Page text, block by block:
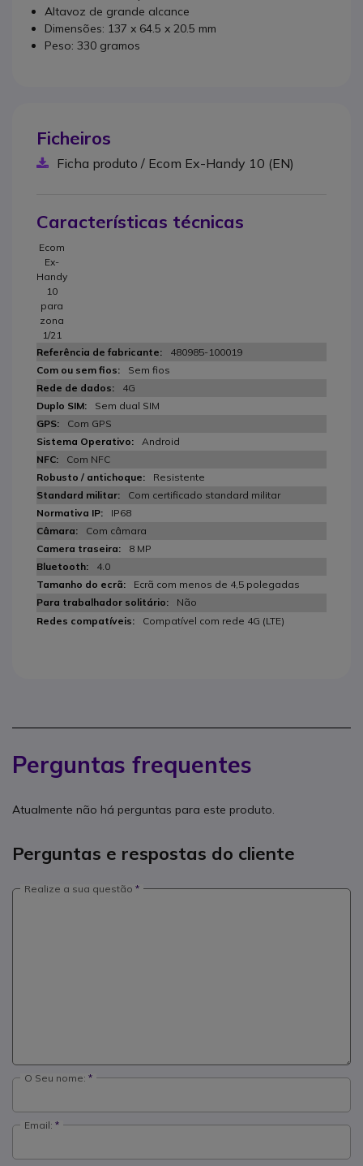
Altavoz de grande alcance
Dimensões: 137 x 64.5 x 20.5 mm
Peso: 330 gramos
Ficheiros
Ficha produto / Ecom Ex-Handy 10 (EN)
Características técnicas
Ecom
Ex-
Handy
10
para
zona
1/21
480985-100019
Sem fios
4G
Sem dual SIM
Com GPS
Android
Com NFC
Resistente
Com certificado standard militar
IP68
Com câmara
8 MP
4.0
Ecrã com menos de 4,5 polegadas
Não
Compatível com rede 4G (LTE)
Perguntas frequentes
Atualmente não há perguntas para este produto.
Perguntas e respostas do cliente
Realize a sua questão
O Seu nome:
Email: